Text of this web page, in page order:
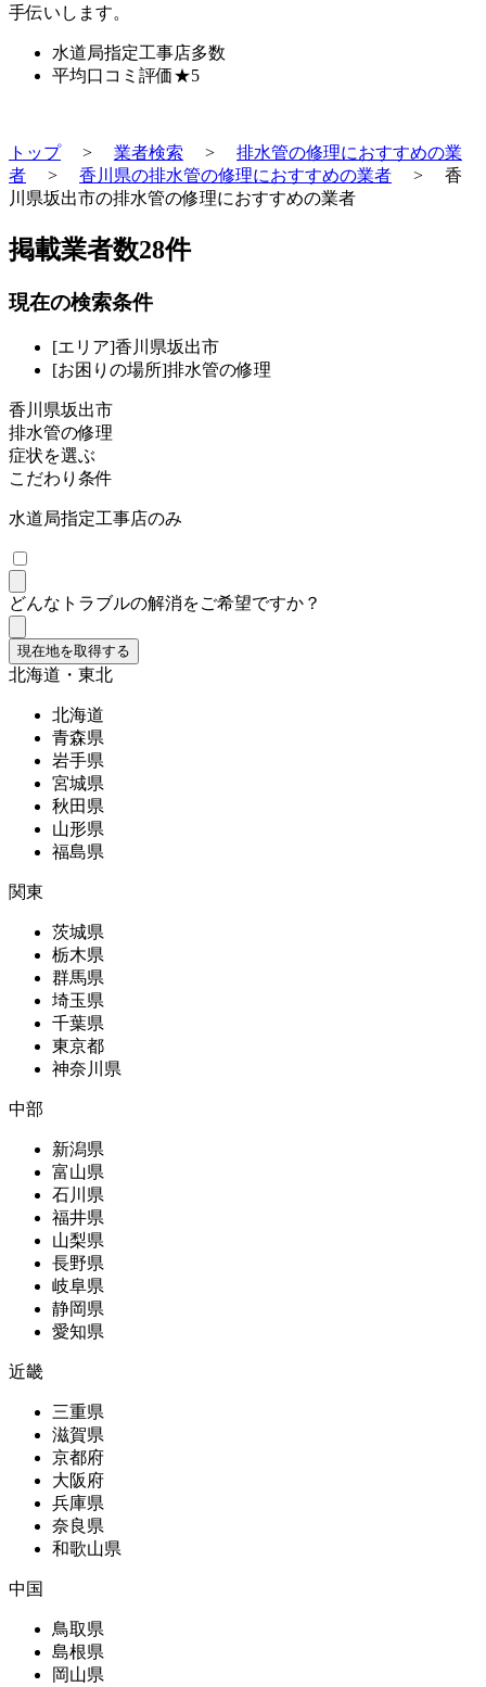
手伝いします。
水道局指定工事店多数
平均口コミ評価★5
トップ> 業者検索 > 排水管の修理におすすめの業
者 > 香川県の排水管の修理におすすめの業者 > 香
川県坂出市の排水管の修理におすすめの業者
掲載業者数28件
現在の検索条件
[エリア]香川県坂出市
[お困りの場所]排水管の修理
香川県坂出市
排水管の修理
症状を選ぶ
こだわり条件
水道局指定工事店のみ
どんなトラブルの解消をご希望ですか？
現在地を取得する
北海道・東北
北海道
青森県
岩手県
宮城県
秋田県
山形県
福島県
関東
茨城県
栃木県
群馬県
埼玉県
千葉県
東京都
神奈川県
中部
新潟県
富山県
石川県
福井県
山梨県
長野県
岐阜県
静岡県
愛知県
近畿
三重県
滋賀県
京都府
大阪府
兵庫県
奈良県
和歌山県
中国
鳥取県
島根県
岡山県